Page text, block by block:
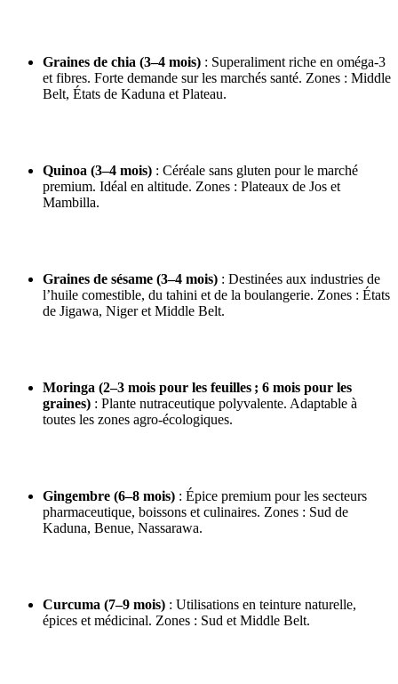
Graines de chia (3–4 mois) : Superaliment riche en oméga‑3
et fibres. Forte demande sur les marchés santé. Zones : Middle
Belt, États de Kaduna et Plateau.
Quinoa (3–4 mois) : Céréale sans gluten pour le marché
premium. Idéal en altitude. Zones : Plateaux de Jos et
Mambilla.
Graines de sésame (3–4 mois) : Destinées aux industries de
l’huile comestible, du tahini et de la boulangerie. Zones : États
de Jigawa, Niger et Middle Belt.
Moringa (2–3 mois pour les feuilles ; 6 mois pour les
graines) : Plante nutraceutique polyvalente. Adaptable à
toutes les zones agro‑écologiques.
Gingembre (6–8 mois) : Épice premium pour les secteurs
pharmaceutique, boissons et culinaires. Zones : Sud de
Kaduna, Benue, Nassarawa.
Curcuma (7–9 mois) : Utilisations en teinture naturelle,
épices et médicinal. Zones : Sud et Middle Belt.